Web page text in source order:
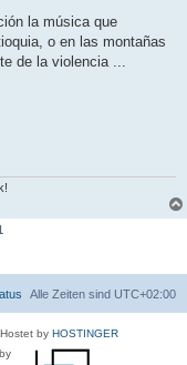
la música que
o en las montañas
de la violencia ...
Alle Zeiten sind UTC+02:00
by HOSTINGER